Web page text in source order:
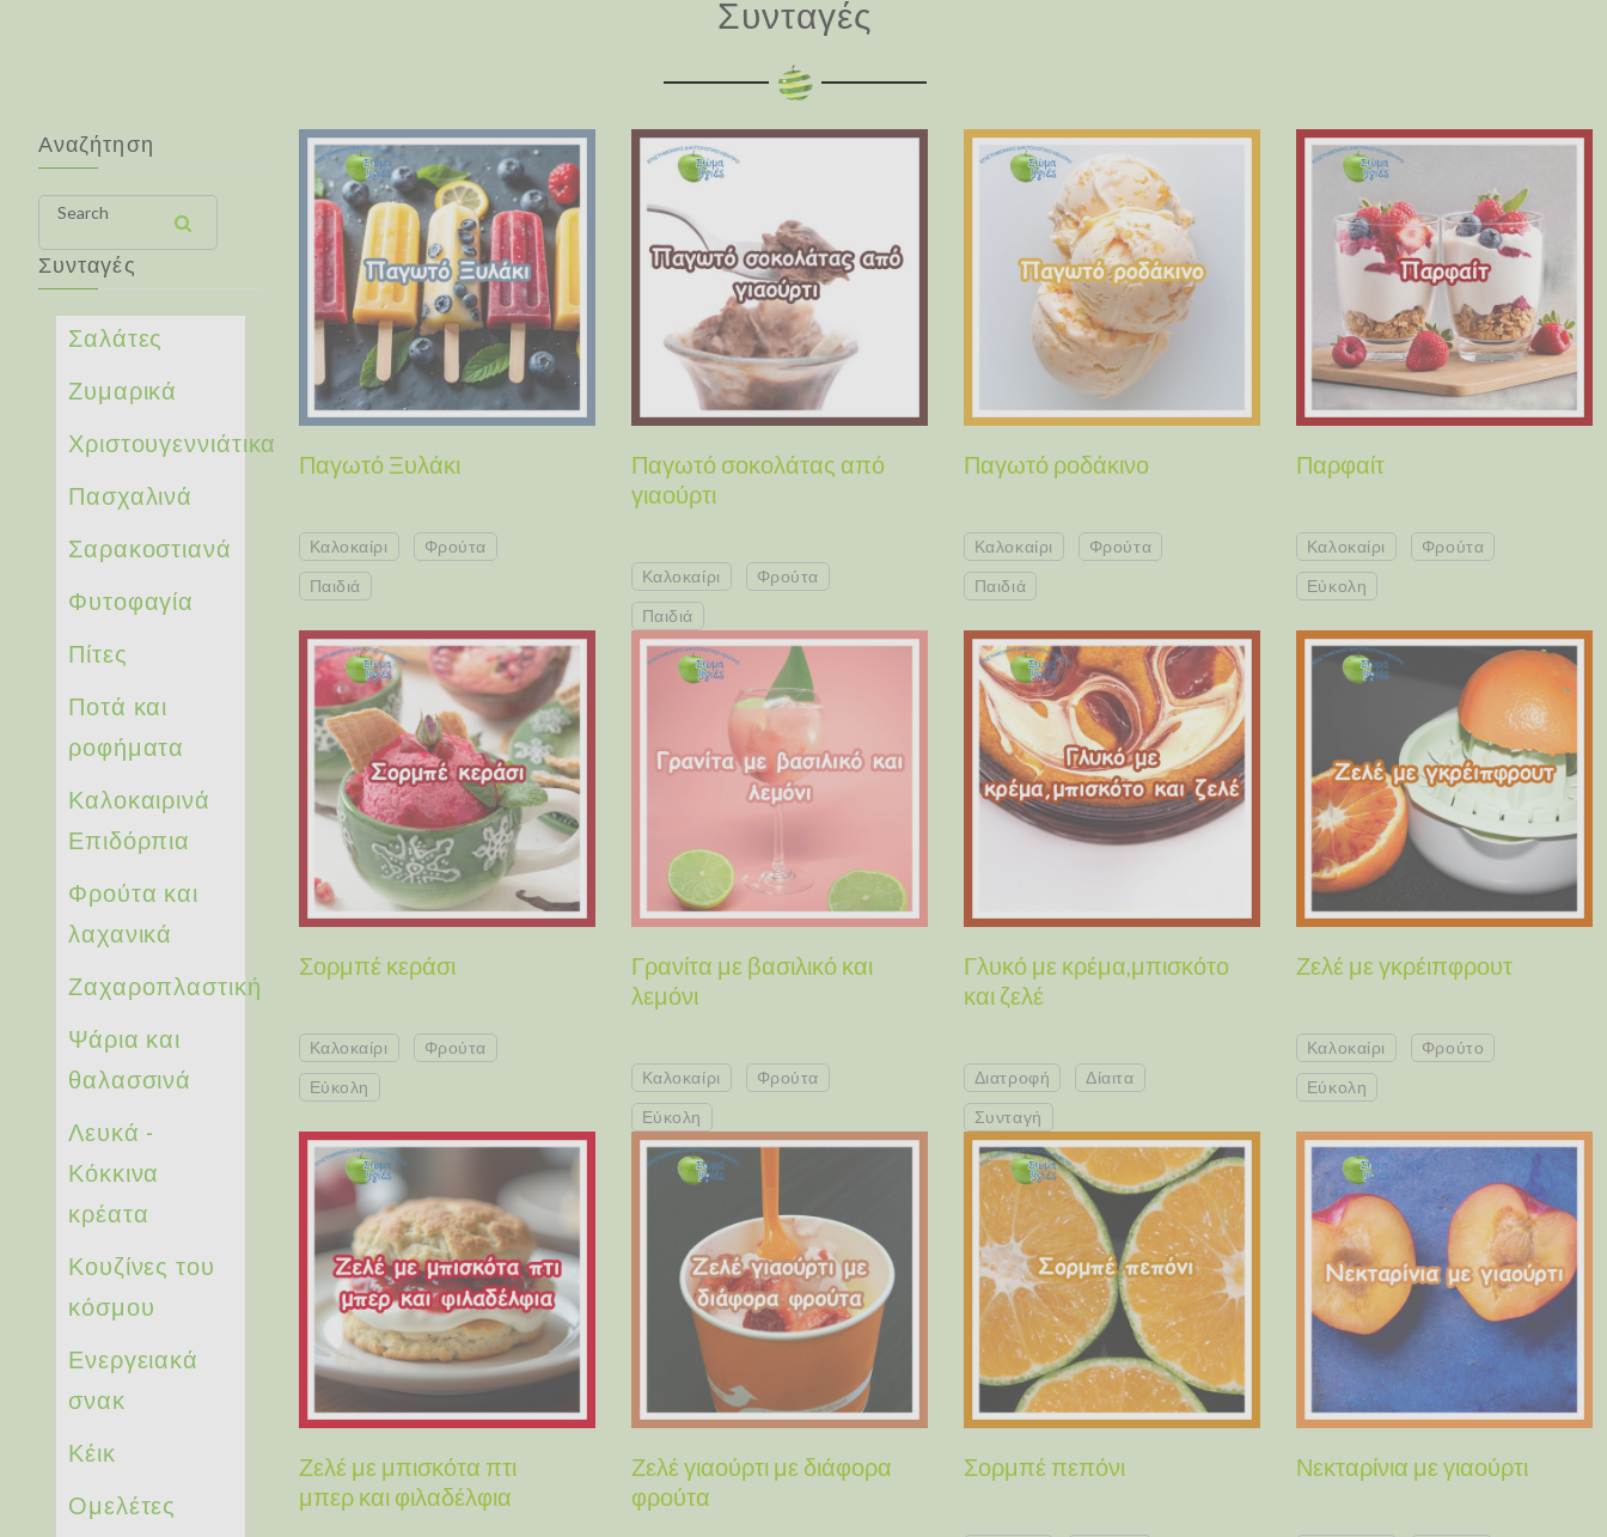
Συνταγές
Αναζήτηση
Search
Συνταγές
Σαλάτες
Ζυμαρικά
Χριστουγεννιάτικα
Πασχαλινά
Σαρακοστιανά
Φυτοφαγία
Πίτες
Ποτά και
ροφήματα
Καλοκαιρινά
Επιδόρπια
Φρούτα και
λαχανικά
Ζαχαροπλαστική
Ψάρια και
θαλασσινά
Λευκά -
Κόκκινα
κρέατα
Κουζίνες του
κόσμου
Ενεργειακά
σνακ
Κέικ
Ομελέτες
Παγωτό Ξυλάκι
Καλοκαίρι
Φρούτα
Παιδιά
Παγωτό σοκολάτας από
γιαούρτι
Καλοκαίρι
Φρούτα
Παιδιά
Παγωτό ροδάκινο
Καλοκαίρι
Φρούτα
Παιδιά
Παρφαίτ
Καλοκαίρι
Φρούτα
Εύκολη
Σορμπέ κεράσι
Καλοκαίρι
Φρούτα
Εύκολη
Γρανίτα με βασιλικό και
λεμόνι
Καλοκαίρι
Φρούτα
Εύκολη
Γλυκό με κρέμα,μπισκότο
και ζελέ
Διατροφή
Δίαιτα
Συνταγή
Ζελέ με γκρέιπφρουτ
Καλοκαίρι
Φρούτο
Εύκολη
Ζελέ με μπισκότα πτι
μπερ και φιλαδέλφια
Ζελέ γιαούρτι με διάφορα
φρούτα
Σορμπέ πεπόνι Νεκταρίνια με γιαούρτι